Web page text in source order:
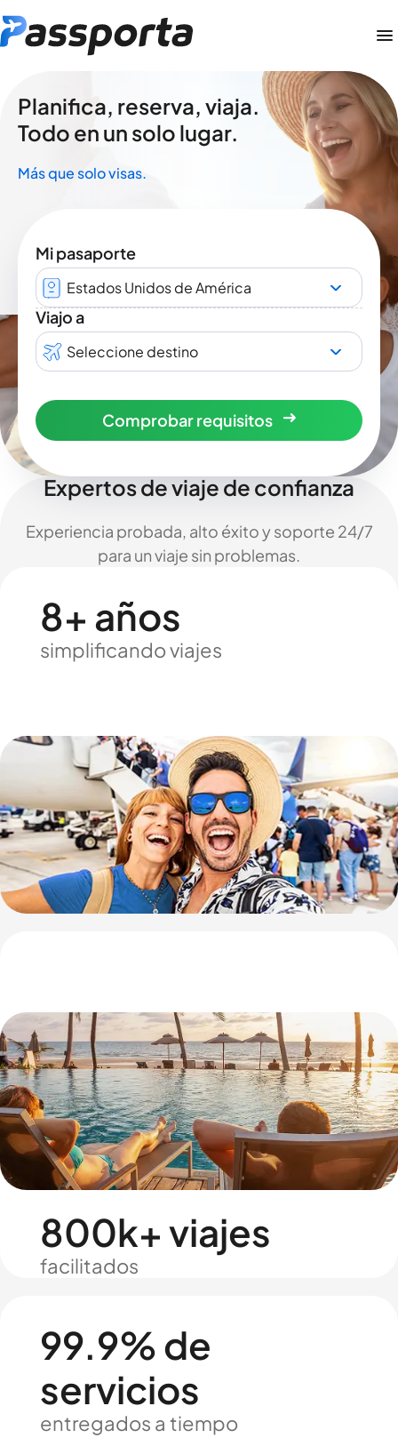
Planifica, reserva, viaja.
Todo en un solo lugar.
Más que solo visas.
Mi pasaporte
Estados Unidos de América
Viajo a
Seleccione destino
Comprobar requisitos
Expertos de viaje de confianza
Experiencia probada, alto éxito y soporte 24/7
para un viaje sin problemas.
8+ años
simplificando viajes
800k+ viajes
facilitados
99.9% de
servicios
entregados a tiempo